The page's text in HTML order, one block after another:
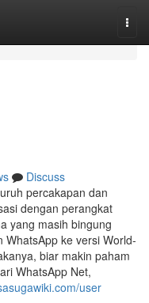
Discuss
percakapan dan
dengan perangkat
yang masih bingung
ke versi World-
biar makin paham
WhatsApp Net,
user